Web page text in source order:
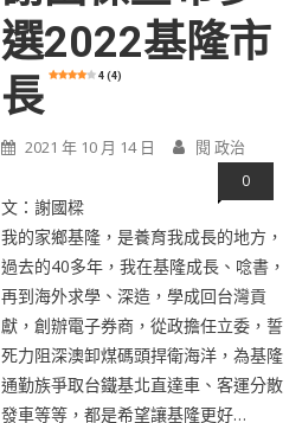
選2022基隆市
長
4 (4)
2021 年 10 月 14 日 閱 政治
0
文：謝國樑
我的家鄉基隆，是養育我成長的地方，
過去的40多年，我在基隆成長、唸書，
再到海外求學、深造，學成回台灣貢
獻，創辦電子券商，從政擔任立委，誓
死力阻深澳卸煤碼頭捍衛海洋，為基隆
通勤族爭取台鐵基北直達車、客運分散
發車等等，都是希望讓基隆更好…